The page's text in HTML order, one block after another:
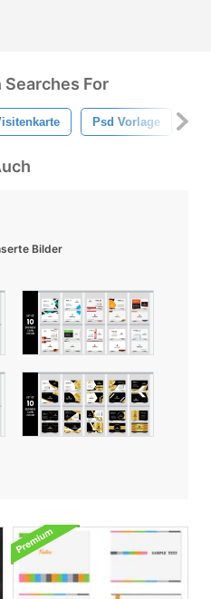
Searches For
Psd Vorlage
Bilder